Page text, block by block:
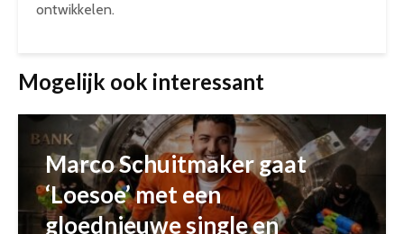
ontwikkelen.
Mogelijk ook interessant
Marco Schuitmaker gaat
‘Loesoe’ met een
gloednieuwe single en